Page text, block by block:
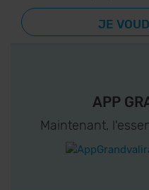
JE
APP
Maintenant,